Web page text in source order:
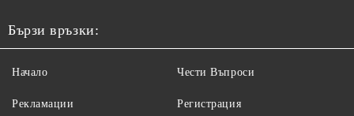
Бързи връзки:
Начало
Рекламации
Чести Въпроси
Регистрация